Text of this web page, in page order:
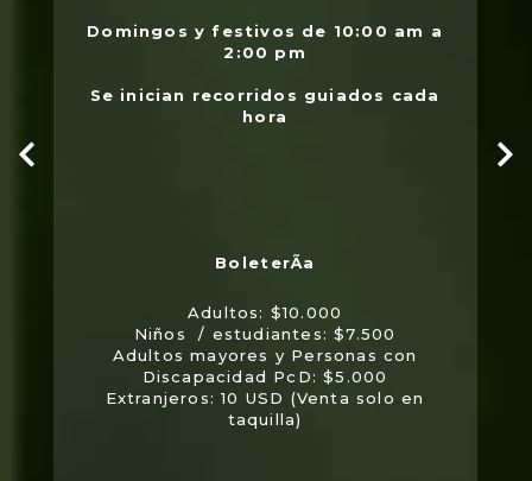
Domingos y festivos de 10:00 am a
2:00 pm
Se inician recorridos guiados cada
hora
Adultos: $10.000
Niños / estudiantes: $7.500
Adultos mayores y Personas con
Discapacidad PcD: $5.000
Extranjeros: 10 USD (Venta solo en
taquilla)